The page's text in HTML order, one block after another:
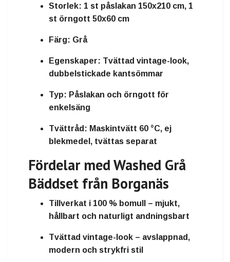
Storlek: 1 st påslakan 150x210 cm, 1
st örngott 50x60 cm
Färg: Grå
Egenskaper: Tvättad vintage-look,
dubbelstickade kantsömmar
Typ: Påslakan och örngott för
enkelsäng
Tvättråd: Maskintvätt 60 °C, ej
blekmedel, tvättas separat
Fördelar med Washed Grå
Bäddset från Borganäs
Tillverkat i 100 % bomull
– mjukt,
hållbart och naturligt andningsbart
Tvättad vintage-look – avslappnad,
modern och strykfri stil